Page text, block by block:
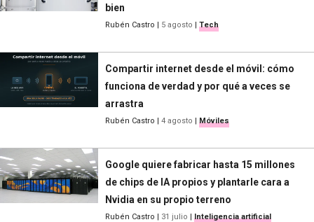
bien
Rubén Castro | 5 agosto | Tech
Compartir internet desde el móvil: cómo
funciona de verdad y por qué a veces se
arrastra
Rubén Castro | 4 agosto | Móviles
Google quiere fabricar hasta 15 millones
de chips de IA propios y plantarle cara a
Nvidia en su propio terreno
Rubén Castro | 31 julio | Inteligencia artificial